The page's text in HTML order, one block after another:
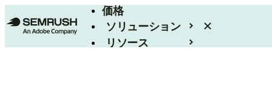
価格
ソリューション
リソース